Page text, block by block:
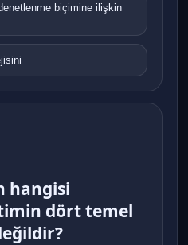
biçimine ilişkin
hangisi
dört temel